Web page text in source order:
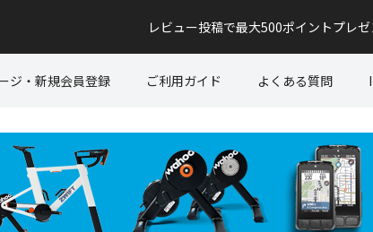
レビュー投稿で最大500ポイントプレゼ
ジ・新規会員登録 ご利用ガイド よくある質問